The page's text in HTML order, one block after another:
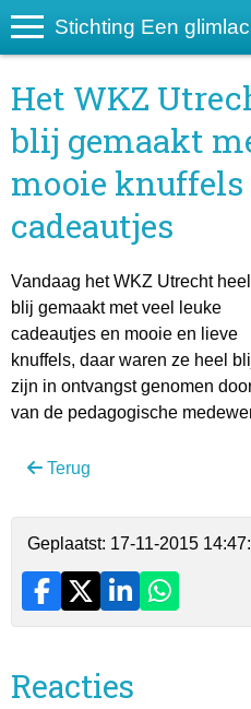
Stichting Een
Het WKZ
blij gemaakt
mooie knuffels
cadeautjes
Vandaag het WKZ Utrecht
blij gemaakt met veel leuke
cadeautjes en mooie en lieve
knuffels, daar waren ze heel
zijn in ontvangst genomen
van de pedagogische
Terug
Geplaatst: 17-11-2015
Reacties